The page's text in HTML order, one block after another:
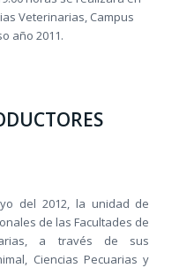
Veterinarias, Campus
año 2011.
del 2012, la unidad de
de las Facultades de
a través de sus
Ciencias Pecuarias y